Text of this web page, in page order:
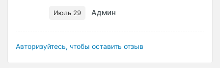
Июль 29 Админ
Авторизуйтесь, чтобы оставить отзыв